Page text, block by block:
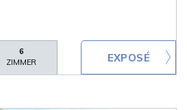
6
ZIMMER